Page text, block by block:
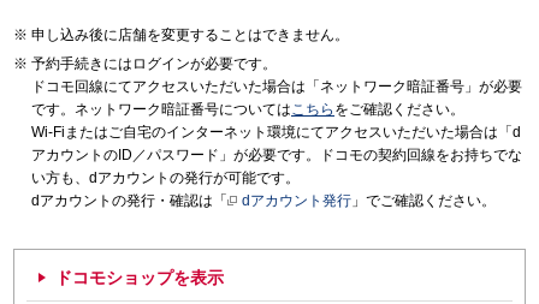
申し込み後に店舗を変更することはできません。
予約手続きにはログインが必要です。
ドコモ回線にてアクセスいただいた場合は「ネットワーク暗証番号」が必要
です。ネットワーク暗証番号についてはこちら をご確認ください。
Wi-Fiまたはご自宅のインターネット環境にてアクセスいただいた場合は「d
アカウントのID／パスワード」が必要です。ドコモの契約回線をお持ちでな
い方も、dアカウントの発行が可能です。
dアカウントの発行・確認は「
dアカウント発行 」でご確認ください。
ドコモショップを表示